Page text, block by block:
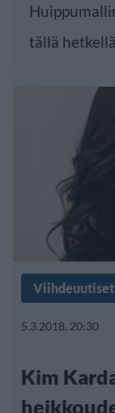
tällä
Viihdeuutiset
5.3.2018, 20:30
Kim